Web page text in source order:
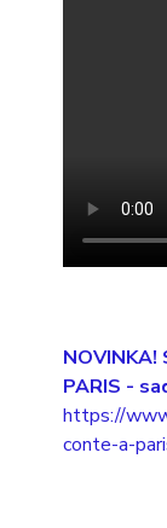
PARIS -
https://
conte-a-